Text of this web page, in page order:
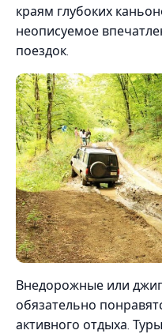
краям глубоких
неописуемое
поездок.
Внедорожные или
обязательно
активного отдыха.